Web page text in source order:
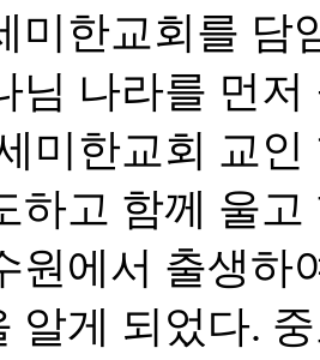
미한교회를 담
님 나라를 먼
미한교회 교
하고 함께 울
원에서 출생하
알게 되었다.